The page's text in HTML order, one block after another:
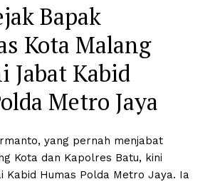
Bapak
Kota Malang
Jabat Kabid
Metro Jaya
yang pernah menjabat
Kota dan Kapolres Batu, kini
Kabid Humas Polda Metro Jaya. Ia